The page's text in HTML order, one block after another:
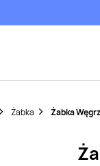
Żabka Żabka